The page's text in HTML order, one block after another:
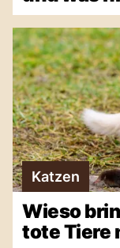
Katzen
Wieso
tote Tiere